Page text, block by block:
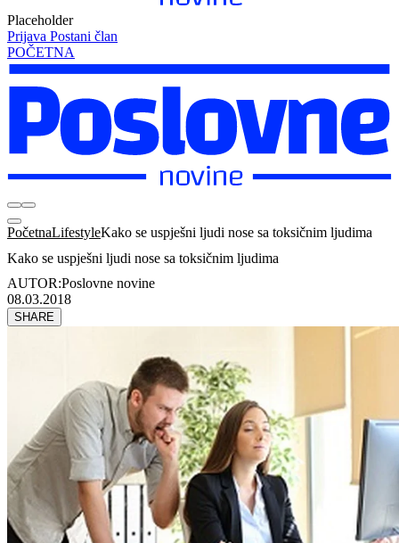
Placeholder
Prijava Postani član
POČETNA
PočetnaLifestyleKako se uspješni ljudi nose sa toksičnim ljudima
Kako se uspješni ljudi nose sa toksičnim ljudima
AUTOR:Poslovne novine
08.03.2018
SHARE